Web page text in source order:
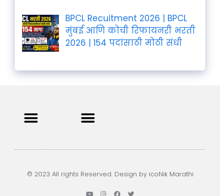
BPCL Recuitment 2026 | BPCL
मुंबई आणि कोची रिफायनरी भरती
2026 | 154 पदांसाठी मोठी संधी
© 2023 All rights Reserved. Design by icoNik Marathi